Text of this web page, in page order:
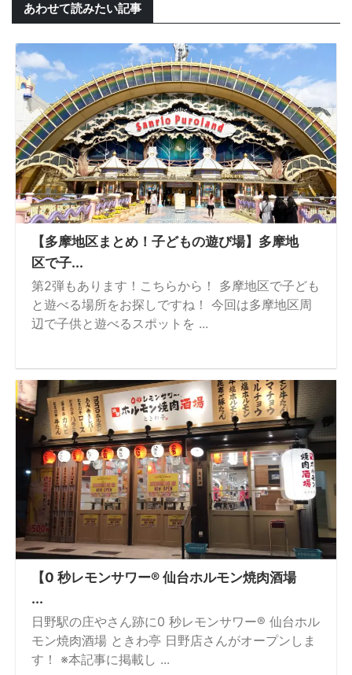
あわせて読みたい記事
【多摩地区まとめ！子どもの遊び場】多摩地
区で子...
第2弾もあります！こちらから！ 多摩地区で子ども
と遊べる場所をお探しですね！ 今回は多摩地区周
辺で子供と遊べるスポットを ...
【0 秒レモンサワー® 仙台ホルモン焼⾁酒場
...
日野駅の庄やさん跡に0 秒レモンサワー® 仙台ホル
モン焼肉酒場 ときわ亭 日野店さんがオープンしま
す！ ※本記事に掲載し ...